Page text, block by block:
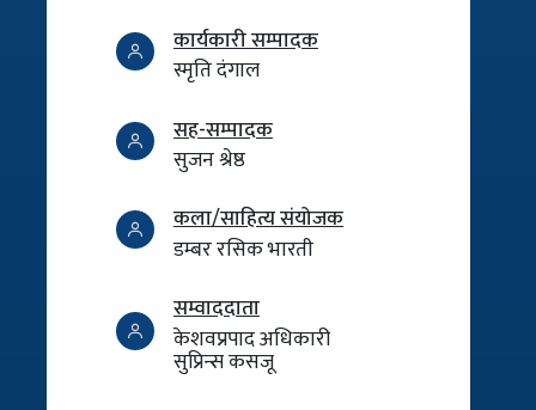
कार्यकारी सम्पादक
स्मृति दंगाल
सह-सम्पादक
सुजन श्रेष्ठ
कला/साहित्य संयोजक
डम्बर रसिक भारती
सम्वाददाता
केशवप्रपाद अधिकारी
सुप्रिन्स कसजू